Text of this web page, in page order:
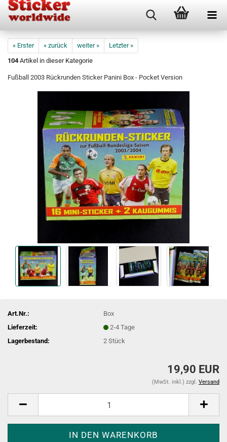
« Erster « zurück weiter »
Letzter »
104Artikel in dieser Kategorie
Fußball 2003 Rückrunden Sticker Panini Box - Pocket Version
Art.Nr.:
Box
Lieferzeit:
2-4 Tage
Lagerbestand:
2Stück
19,90 EUR
(MwSt. inkl.) zzgl. Versand